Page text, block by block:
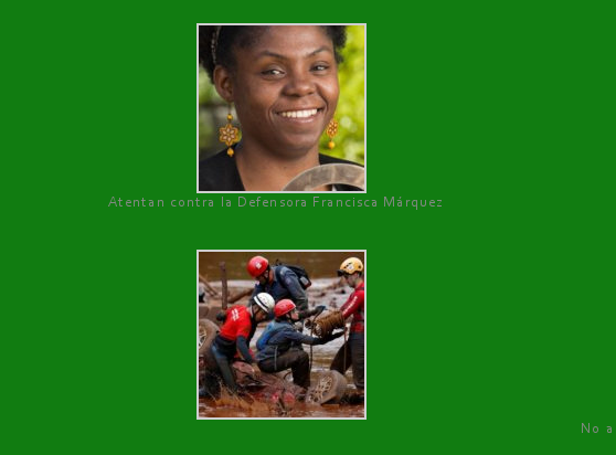
Atentan contra la Defensora Francisca Márquez
No